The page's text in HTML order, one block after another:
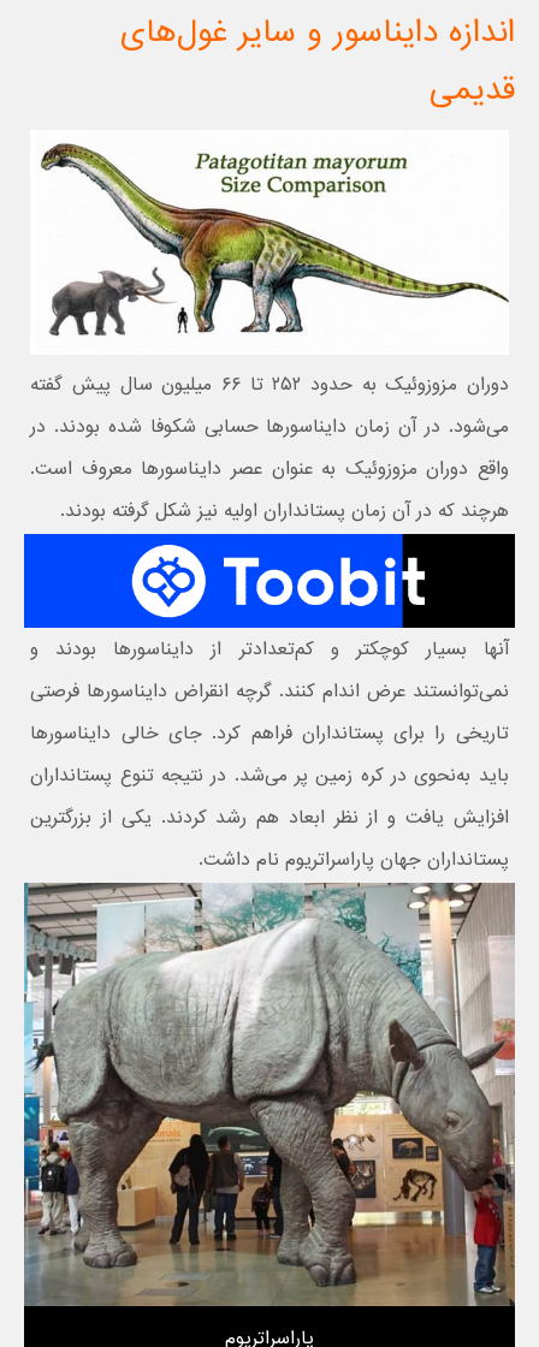
اندازه دایناسور و سایر غول‌های
قدیمی
دوران مزوزوئیک به حدود ۲۵۲ تا ۶۶ میلیون سال پیش گفته
می‌شود. در آن زمان دایناسورها حسابی شکوفا شده بودند. در
واقع دوران مزوزوئیک به عنوان عصر دایناسورها معروف است.
هرچند که در آن زمان پستانداران اولیه نیز شکل گرفته بودند.
آنها بسیار کوچکتر و کم‌تعدادتر از دایناسورها بودند و
نمی‌توانستند عرض اندام کنند. گرچه انقراض دایناسورها فرصتی
تاریخی را برای پستانداران فراهم کرد. جای خالی دایناسورها
باید به‌نحوی در کره زمین پر می‌شد. در نتیجه تنوع پستانداران
افزایش یافت و از نظر ابعاد هم رشد کردند. یکی از بزرگترین
پستانداران جهان پاراسراتریوم نام داشت.
پاراسراتریوم